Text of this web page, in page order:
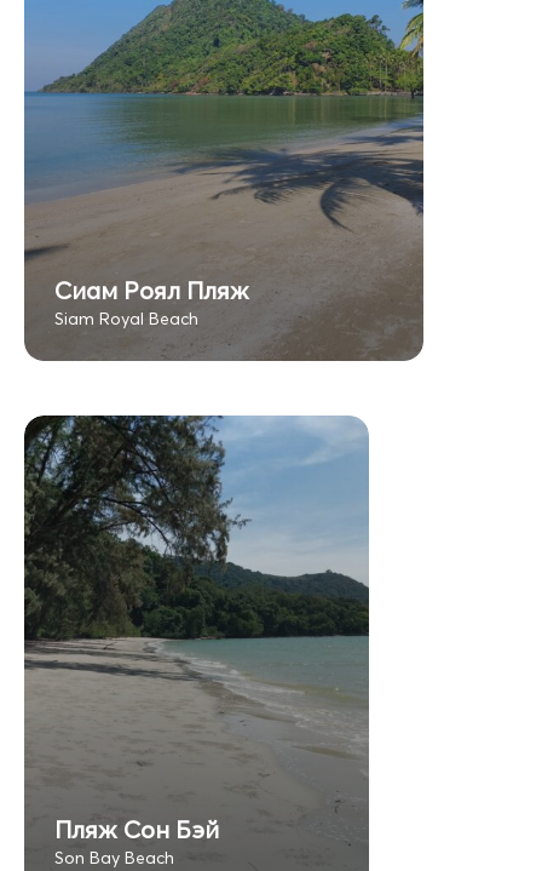
Сиам Роял Пляж
Siam Royal Beach
Пляж Сон Бэй
Son Bay Beach